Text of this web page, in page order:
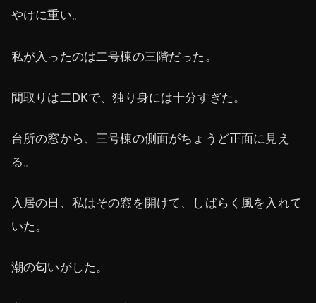
やけに重い。
私が入ったのは二号棟の三階だった。
間取りは二DKで、独り身には十分すぎた。
台所の窓から、三号棟の側面がちょうど正面に見え
る。
入居の日、私はその窓を開けて、しばらく風を入れて
いた。
潮の匂いがした。